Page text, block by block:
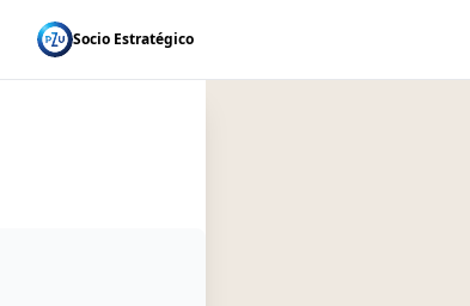
Socio Estratégico